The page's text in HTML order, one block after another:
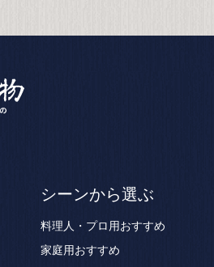
シーンから選ぶ
料理人・プロ用おすすめ
家庭用おすすめ